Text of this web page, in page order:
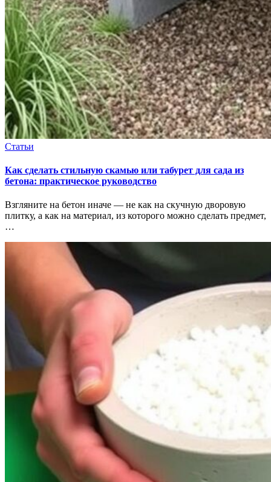
Статьи
Как сделать стильную скамью или табурет для сада из
бетона: практическое руководство
Взгляните на бетон иначе — не как на скучную дворовую
плитку, а как на материал, из которого можно сделать предмет,
…